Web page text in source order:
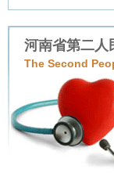
河南省第二人
The Second